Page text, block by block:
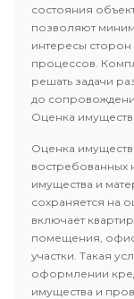
состояния
позволяют
интересы
процессов.
решать задачи
до
Оценка
Оценка
востребованных
имущества и
сохраняется на
включает
помещения,
участки. Такая
оформлении
имущества и